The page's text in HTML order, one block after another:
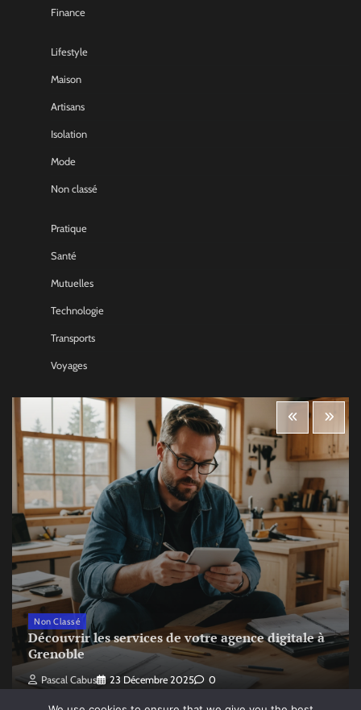
Finance
Lifestyle
Maison
Artisans
Isolation
Mode
Non classé
Pratique
Santé
Mutuelles
Technologie
Transports
Voyages
Non Classé
Découvrir les services de votre agence digitale à
Grenoble
Pascal Cabus 23 Décembre 2025 0